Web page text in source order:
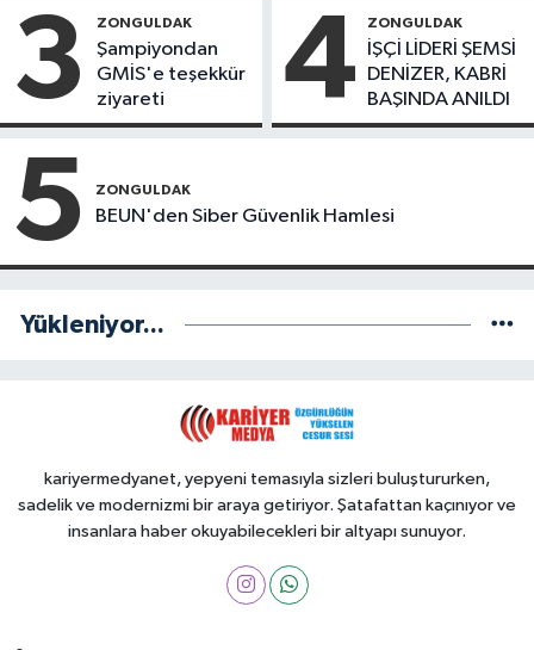
Başladı
3 ZONGULDAK
Şampiyondan
GMİS'e teşekkür
ziyareti
4 ZONGULDAK
İŞÇİ LİDERİ ŞEMSİ
DENİZER, KABRİ
BAŞINDA ANILDI
5 ZONGULDAK
BEUN'den Siber Güvenlik Hamlesi
Yükleniyor...
kariyermedyanet, yepyeni temasıyla sizleri buluştururken,
sadelik ve modernizmi bir araya getiriyor. Şatafattan kaçınıyor ve
insanlara haber okuyabilecekleri bir altyapı sunuyor.